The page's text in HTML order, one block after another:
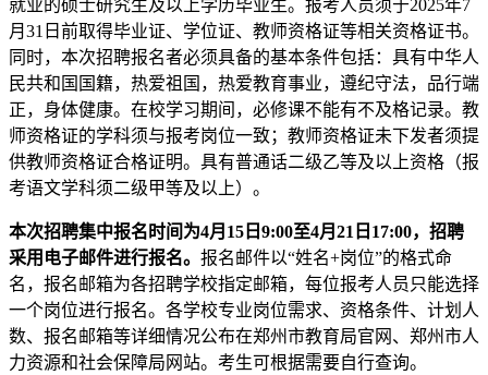
就业的硕士研究生及以上学历毕业生。报考人员须于2025年7
月31日前取得毕业证、学位证、教师资格证等相关资格证书。
同时，本次招聘报名者必须具备的基本条件包括：具有中华人
民共和国国籍，热爱祖国，热爱教育事业，遵纪守法，品行端
正，身体健康。在校学习期间，必修课不能有不及格记录。教
师资格证的学科须与报考岗位一致；教师资格证未下发者须提
供教师资格证合格证明。具有普通话二级乙等及以上资格（报
考语文学科须二级甲等及以上）。
本次招聘集中报名时间为4月15日9:00至4月21日17:00，招聘
采用电子邮件进行报名。 报名邮件以“姓名+岗位”的格式命
名，报名邮箱为各招聘学校指定邮箱，每位报考人员只能选择
一个岗位进行报名。各学校专业岗位需求、资格条件、计划人
数、报名邮箱等详细情况公布在郑州市教育局官网、郑州市人
力资源和社会保障局网站。考生可根据需要自行查询。